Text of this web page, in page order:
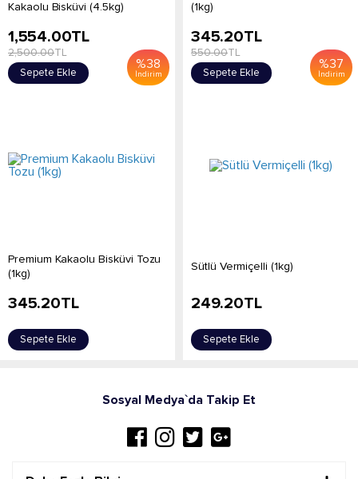
Kakaolu Bisküvi (4.5kg)
%38
İndirim
1,554.00TL
2,500.00TL
Sepete Ekle
(1kg)
%37
İndirim
345.20TL
550.00TL
Sepete Ekle
Premium Kakaolu Bisküvi Tozu
(1kg)
345.20TL
Sepete Ekle
Sütlü Vermiçelli (1kg)
249.20TL
Sepete Ekle
Sosyal Medya`da Takip Et